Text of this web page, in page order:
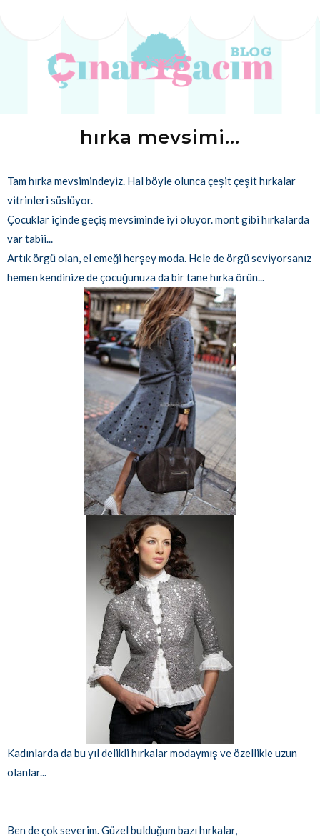
hırka mevsimi...
Tam hırka mevsimindeyiz. Hal böyle olunca çeşit çeşit hırkalar
vitrinleri süslüyor.
Çocuklar içinde geçiş mevsiminde iyi oluyor. mont gibi hırkalarda
var tabii...
Artık örgü olan, el emeği herşey moda. Hele de örgü seviyorsanız
hemen kendinize de çocuğunuza da bir tane hırka örün...
Kadınlarda da bu yıl delikli hırkalar modaymış ve özellikle uzun
olanlar...
Ben de çok severim. Güzel bulduğum bazı hırkalar,